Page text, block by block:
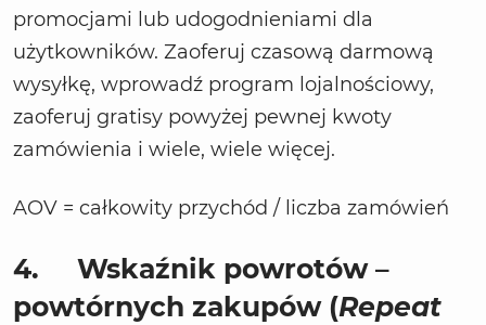
promocjami lub udogodnieniami dla
użytkowników. Zaoferuj czasową darmową
wysyłkę, wprowadź program lojalnościowy,
zaoferuj gratisy powyżej pewnej kwoty
zamówienia i wiele, wiele więcej.
AOV = całkowity przychód / liczba zamówień
4.
Wskaźnik powrotów –
powtórnych zakupów (Repeat